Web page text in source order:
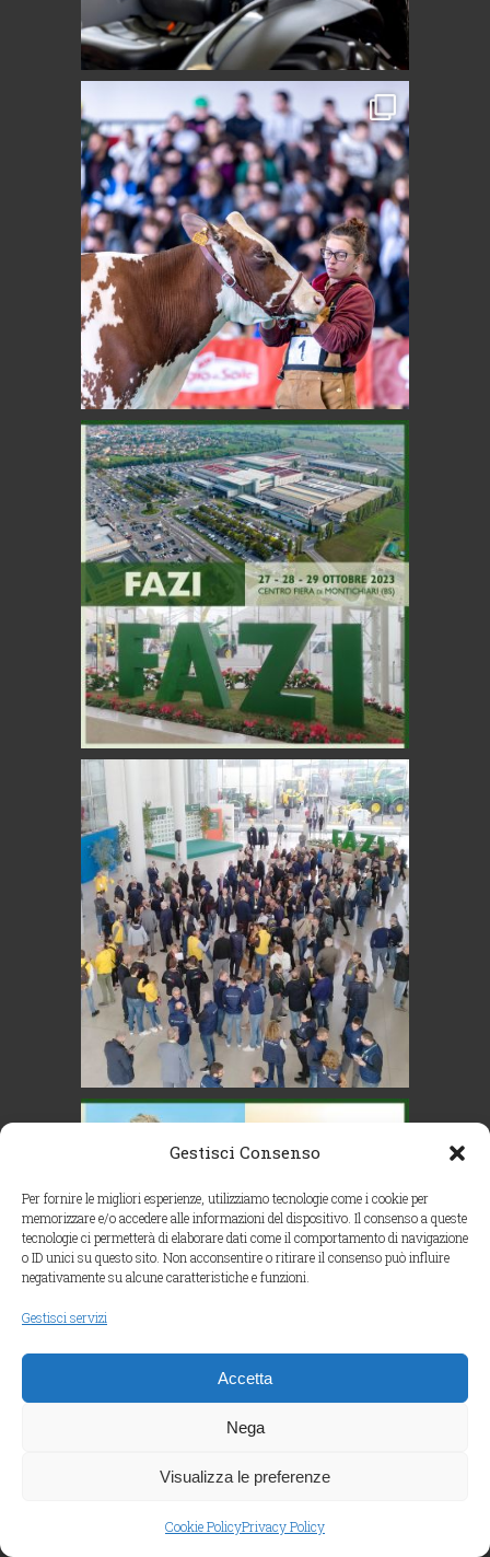
Gestisci Consenso
Per fornire le migliori esperienze, utilizziamo tecnologie come i cookie per
memorizzare e/o accedere alle informazioni del dispositivo. Il consenso a queste
tecnologie ci permetterà di elaborare dati come il comportamento di navigazione
o ID unici su questo sito. Non acconsentire o ritirare il consenso può influire
negativamente su alcune caratteristiche e funzioni.
Gestisci servizi
Accetta
Nega
Visualizza le preferenze
Cookie PolicyPrivacy Policy